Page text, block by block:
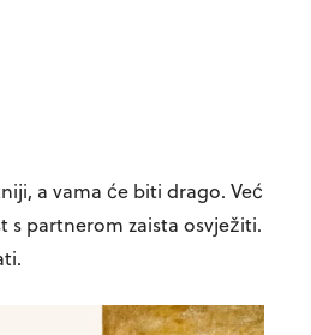
a vama će biti drago. Već
s partnerom zaista osvježiti.